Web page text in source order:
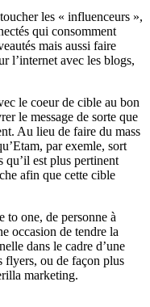
les « influenceurs »,
qui consomment
mais aussi faire
l’internet avec les blogs,
le coeur de cible au bon
le message de sorte que
Au lieu de faire du mass
par exemle, sort
qu’il est plus pertinent
afin que cette cible
to one, de personne à
occasion de tendre la
dans le cadre d’une
flyers, ou de façon plus
marketing.